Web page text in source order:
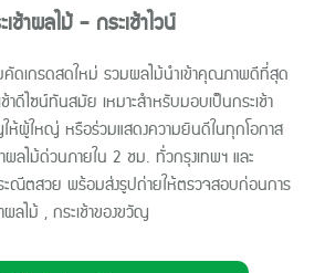
เช้าผลไม้ - กระเช้าไวน์
คัดเกรดสดใหม่ รวมผลไม้นำเข้าคุณภาพดีที่สุด
าดีไซน์ทันสมัย เหมาะสำหรับมอบเป็นกระเช้า
ห้ผู้ใหญ่ หรือร่วมแสดงความยินดีในทุกโอกาส
ผลไม้ด่วนภายใน 2 ชม. ทั่วกรุงเทพฯ และ
ณีตสวย พร้อมส่งรูปถ่ายให้ตรวจสอบก่อนการ
ลไม้ , กระเช้าของขวัญ